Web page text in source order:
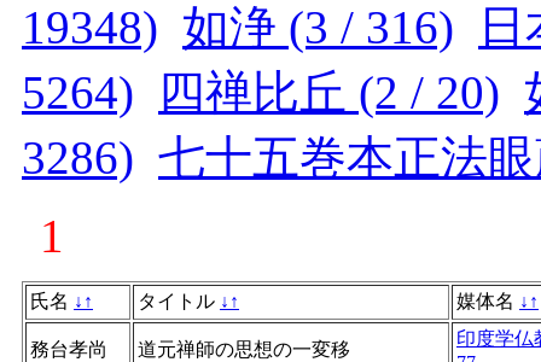
19348) 如浄 (3 / 316)
5264)
四禅比丘 (2 / 20)
3286) 七十五巻本正法
1
氏名 ↓ ↑ タイトル ↓ ↑ 媒体名 ↓ ↑
務台孝尚 道元禅師の思想の一変移
印度学仏